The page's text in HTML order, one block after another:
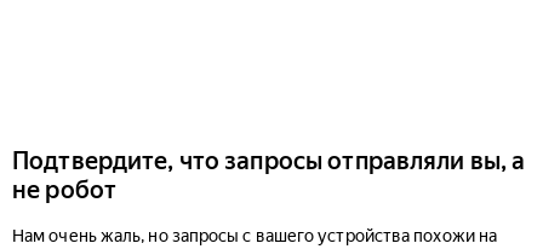
Подтвердите, что запросы отправляли вы, а
не робот
Нам очень жаль, но запросы с вашего устройства похожи на